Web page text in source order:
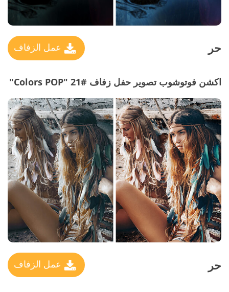
حر عمل الزفاف
اكشن فوتوشوب تصوير حفل زفاف #21 "Colors POP"
حر عمل الزفاف